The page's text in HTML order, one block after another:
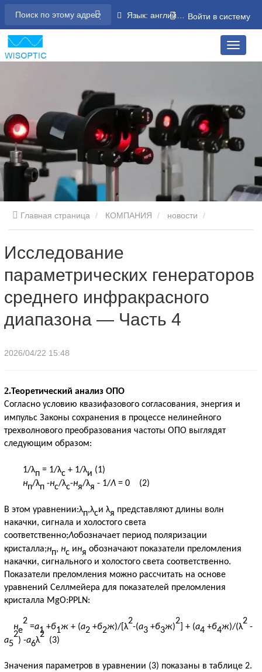
Язык: английский Войти в систему
Главная страница КОМПАНИЯ новости
генераторов среднего инфракрасного диапазона — Часть 4
Исследование
параметрических генераторов
среднего инфракрасного
диапазона — Часть 4
2026/04/22 15:48
2.Теоретический анализ ОПО
Согласно условию квазифазового согласования, энергия и
импульс Законы сохранения в процессе нелинейного
трехволнового преобразования частоты ОПО выглядят
следующим образом:
1/λп = 1/λс + 1/λи (1)
нп/λп -нс/λс-ня/λя - 1/Λ = 0 (2)
В этом уравнении:λп,λси λя представляют длины волн
накачки, сигнала и холостого света
соответственно;Λобозначает период поляризации
кристалла;нп, нс иня обозначают показатели преломления
накачки, сигнального и холостого света соответственно.
Показатели преломления можно рассчитать на основе
уравнений Селлмейера для показателей преломления
кристалла MgO:PPLN:
не
2
=а1 +б1ж + (а2 +б2ж)/[ λ
2
-(а3 +б3ж)
2
+ (а4 +б4ж)/(λ
2
-
а5
2
) -а6λ
2
(3)
Значения параметров в уравнении (3) показаны в таблице 2.